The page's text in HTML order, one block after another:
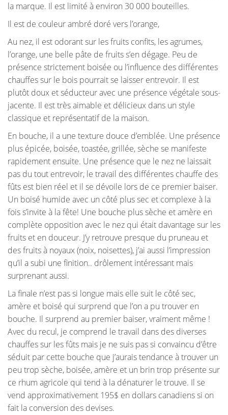
la marque. Il est limité à environ 30 000 bouteilles.
Il est de couleur ambré doré vers l’orange,
Au nez, il est odorant sur les fruits confits, les agrumes,
l’orange, une belle pâte de fruits s’en dégage. Peu de
présence strictement boisée ou l’influence des différentes
chauffes sur le bois pourrait se laisser entrevoir. Il est
plutôt doux et séducteur avec une présence végétale sous-
jacente. Il est très aimable et délicieux dans un style
classique et représentatif de la maison.
En bouche, il a une texture douce d’emblée. Une présence
plus épicée, boisée, toastée, grillée, sèche se manifeste
rapidement ensuite. Une présence que le nez ne laissait
pas du tout entrevoir, le travail des différentes chauffe des
fûts est bien réel et il se dévoile lors de ce premier baiser.
Un boisé humide avec un côté plus sec et complexe à la
fois s’invite à la fête! Une bouche plus sèche et amère en
complète opposition avec le nez qui était davantage sur les
fruits et en douceur. J’y retrouve presque du pruneau et
des fruits à noyaux (noix, noisettes), j’ai aussi l’impression
qu’il a subi une finition.. drôlement intéressant mais
surprenant aussi.
La finale n’est pas si longue mais elle suit le côté sec,
amère et boisé qui surprend que l’on a pu trouver en
bouche. Il surprend au premier baiser, vraiment même !
Avec du recul, je comprend le travail dans des diverses
chauffes sur les fûts mais je ne suis pas si convaincu d’être
séduit par cette bouche que j’aurais tendance à trouver un
peu trop sèche, boisée, amère et un brin trop présente sur
ce rhum agricole qui tend à la dénaturer le trouve. Il se
vend approximativement 195$ en dollars canadiens si on
fait la conversion des devises.